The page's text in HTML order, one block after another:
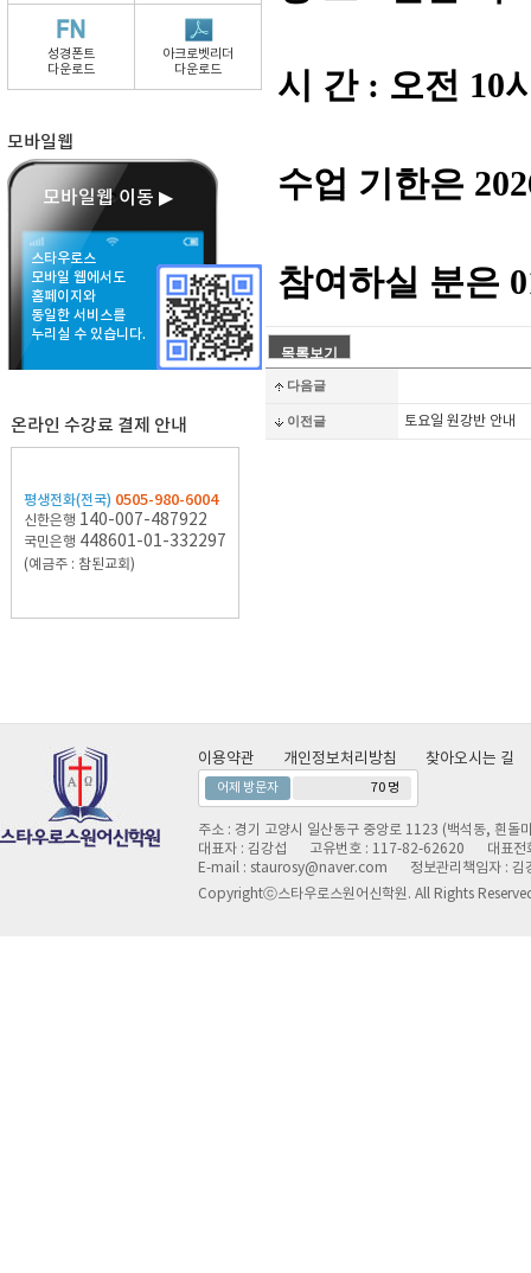
성경폰트
다운로드
아크로벳리더
다운로드
모바일웹
모바일웹 이동 ▶
스타우로스
모바일 웹에서도
홈페이지와
동일한 서비스를
누리실 수 있습니다.
온라인 수강료 결제 안내
평생전화(전국) 0505-980-6004
신한은행 140-007-487922
국민은행 448601-01-332297
(예금주 : 참된교회)
시 간 : 오전 10
수업 기한은
참여하실 분은
다음글
이전글 토요일 원강반 안내
이용약관 개인정보처리방침 찾아오시는 길
어제 방문자 70 명
주소 : 경기 고양시 일산동구 중앙로 1123 (백석동, 흰돌
대표자 : 김강섭
고유번호 : 117-82-62620
대표
E-mail : staurosy@naver.com
정보관리책임자 : 김
Copyrightⓒ스타우로스원어신학원. All Rights